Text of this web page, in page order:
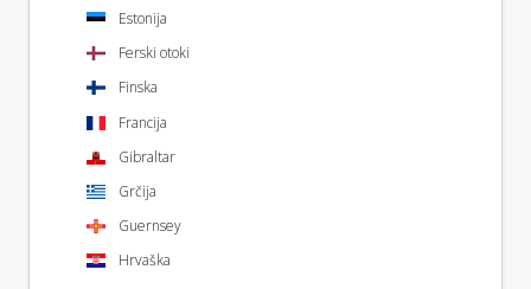
Estonija
Ferski otoki
Finska
Francija
Gibraltar
Grčija
Guernsey
Hrvaška